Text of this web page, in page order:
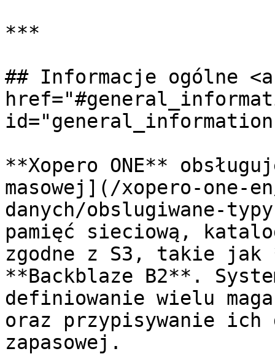
***
## Informacje ogólne <a
**Xopero ONE**
masowej](/xopero-one-
danych/obslugiwane-
pamięć sieciową,
zgodne z S3, takie
**Backblaze B2**.
definiowanie wielu
oraz przypisywanie ich
zapasowej.